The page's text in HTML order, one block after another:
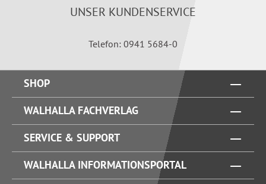
UNSER KUNDENSERVICE
Telefon: 0941 5684-0
SHOP
WALHALLA FACHVERLAG
SERVICE & SUPPORT
WALHALLA INFORMATIONSPORTAL